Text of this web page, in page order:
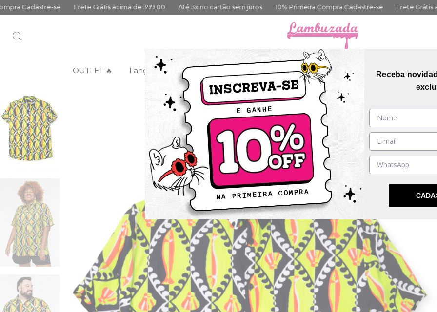
se Frete Grátis acima de 399,00 Até 3x no cartão sem juros 10% Primeira Compra Cadastre-se Frete Grátis acima de
OUTLET 🔥 Lançamentos Categorias Coleções Mais Vendidos Guia de
Receba